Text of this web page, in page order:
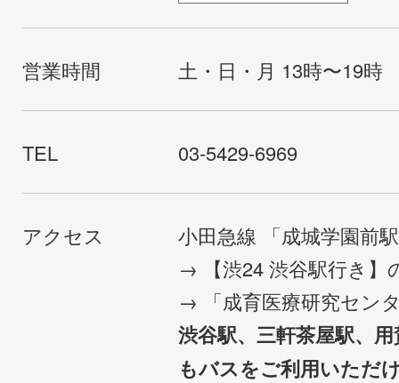
営業時間 土・日・月 13時〜19時
TEL 03-5429-6969
アクセス
小田急線 「成城学園前
→ 【渋24 渋谷駅行き】
→ 「成育医療研究セン
渋谷駅、三軒茶屋駅、
もバスをご利用いただ